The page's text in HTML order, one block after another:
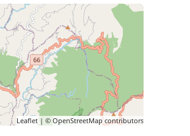
Leaflet| © OpenStreetMapcontributors